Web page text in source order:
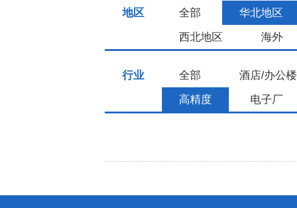
地区 全部 华北地区
西北地区
海外
行业 全部 酒店/办公楼
高精度
电子厂